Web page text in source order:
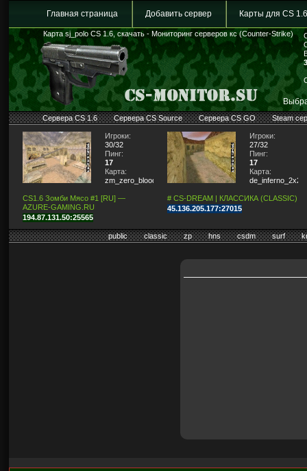
Главная страница Добавить сервер Карты для CS 1.6
Карта sj_polo CS 1.6, скачать - Мониторинг серверов кс (Counter-Strike)
Сервера CS 1.6 Сервера CS Source Сервера CS GO Steam
Игроки:
30/32
Пинг:
17
Карта:
zm_zero_blood
CS1.6 Зомби Мясо #1 [RU] —
AZURE-GAMING.RU
194.87.131.50:25565
Игроки:
27/32
Пинг:
17
Карта:
de_inferno_2x2
# CS-DREAM | КЛАССИКА (CLASSIC)
45.136.205.177:27015
public classic zp hns csdm surf